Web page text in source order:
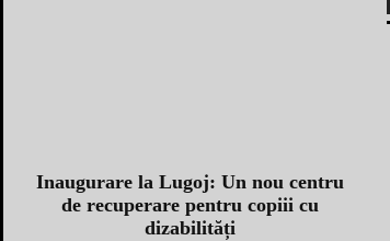
Inaugurare la Lugoj: Un nou centru
de recuperare pentru copiii cu
dizabilități